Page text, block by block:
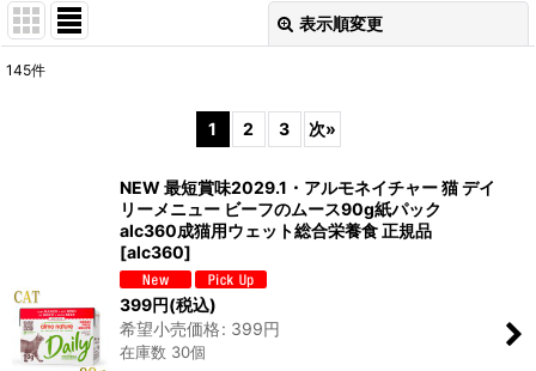
表示順変更
145件
1 2 3 次»
NEW 最短賞味2029.1・アルモネイチャー 猫 デイ
リーメニュー ビーフのムース90g紙パック
alc360成猫用ウェット総合栄養食 正規品
[alc360]
399円(税込)
希望小売価格: 399円
在庫数 30個